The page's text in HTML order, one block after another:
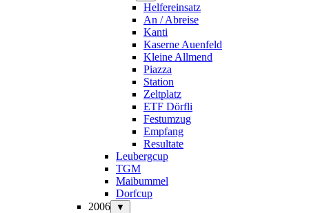
Helfereinsatz
An / Abreise
Kanti
Kaserne Auenfeld
Kleine Allmend
Piazza
Station
Zeltplatz
ETF Dörfli
Festumzug
Empfang
Resultate
Leubergcup
TGM
Maibummel
Dorfcup
2006
▼